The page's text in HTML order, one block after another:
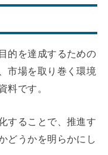
的を達成するための
市場を取り巻く環境
料です。
することで、推進す
どうかを明らかにし